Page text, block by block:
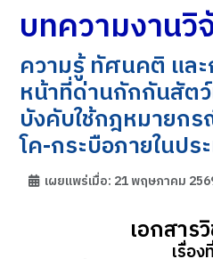
บทความงานวิ
ความรู้ ทัศนคติ และ
หน้าที่ด่านกักกันสัต
บังคับใช้กฎหมายก
โค-กระบือภายในปร
เผยแพร่เมื่อ: 21 พฤษภาคม
เอกสาร
เรื่อง